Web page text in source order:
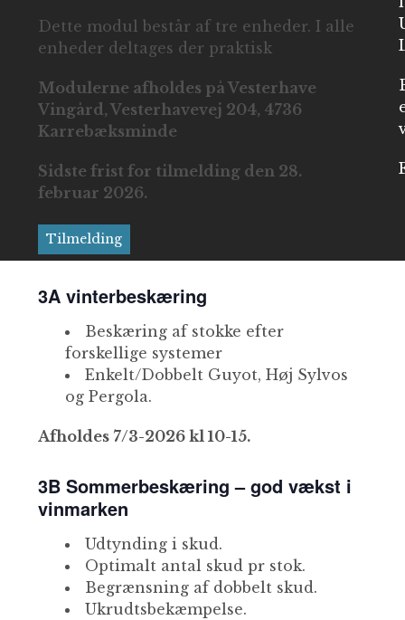
Dette modul består af tre enheder. I alle
enheder deltages der praktisk
Modulerne afholdes på Vesterhave
Vingård, Vesterhavevej 204, 4736
Karrebæksminde
Sidste frist for tilmelding den 28.
februar 2026.
Tilmelding
3A vinterbeskæring
Beskæring af stokke efter
forskellige systemer
Enkelt/Dobbelt Guyot, Høj Sylvos
og Pergola.
Afholdes 7/3-2026 kl 10-15.
3B Sommerbeskæring – god vækst i
vinmarken
Udtynding i skud.
Optimalt antal skud pr stok.
Begrænsning af dobbelt skud.
Ukrudtsbekæmpelse.